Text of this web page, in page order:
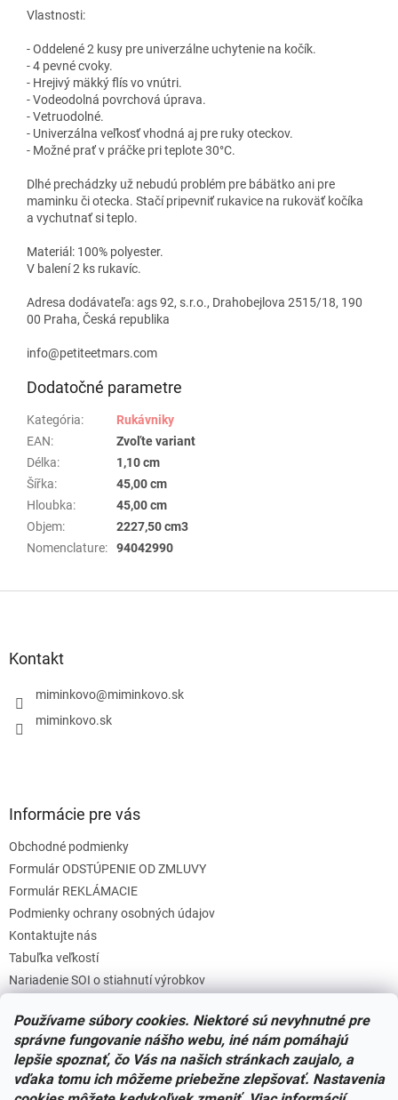
Používame súbory cookies. Niektoré sú nevyhnutné pre
správne fungovanie nášho webu, iné nám pomáhajú
lepšie spoznať, čo Vás na našich stránkach zaujalo, a
vďaka tomu ich môžeme priebežne zlepšovať. Nastavenia
Vlastnosti:
- Oddelené 2 kusy pre univerzálne uchytenie na kočík.
- 4 pevné cvoky.
- Hrejivý mäkký flís vo vnútri.
- Vodeodolná povrchová úprava.
- Vetruodolné.
- Univerzálna veľkosť vhodná aj pre ruky oteckov.
- Možné prať v práčke pri teplote 30°C.
Dlhé prechádzky už nebudú problém pre bábätko ani pre
maminku či otecka. Stačí pripevniť rukavice na rukoväť kočíka
a vychutnať si teplo.
Materiál: 100% polyester.
V balení 2 ks rukavíc.
Adresa dodávateľa: ags 92, s.r.o., Drahobejlova 2515/18, 190
00 Praha, Česká republika
info@petiteetmars.com
Dodatočné parametre
Kategória:
Rukávniky
EAN:
Zvoľte variant
Délka:
1,10 cm
Šířka:
45,00 cm
Hloubka:
45,00 cm
Objem:
2227,50 cm3
Nomenclature: 94042990
Kontakt
miminkovo@miminkovo.sk
miminkovo.sk
Informácie pre vás
Obchodné podmienky
Formulár ODSTÚPENIE OD ZMLUVY
Formulár REKLÁMACIE
Podmienky ochrany osobných údajov
Kontaktujte nás
Tabuľka veľkostí
Nariadenie SOI o stiahnutí výrobkov
Zásady súborov COOKIES
Facebook